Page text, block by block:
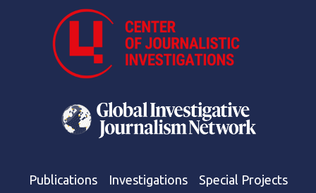
Publications Investigations Special Projects